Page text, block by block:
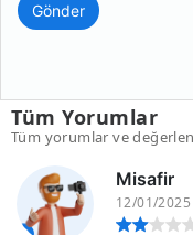
Gönder
Tüm Yorumlar
Tüm yorumlar ve
Misafir
12/01/2025